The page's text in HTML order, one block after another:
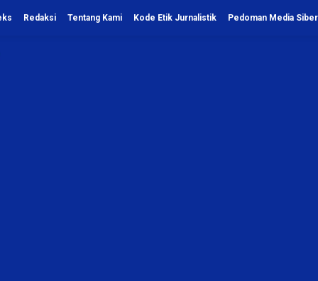
Redaksi Tentang Kami Kode Etik Jurnalistik Pedoman Media Siber